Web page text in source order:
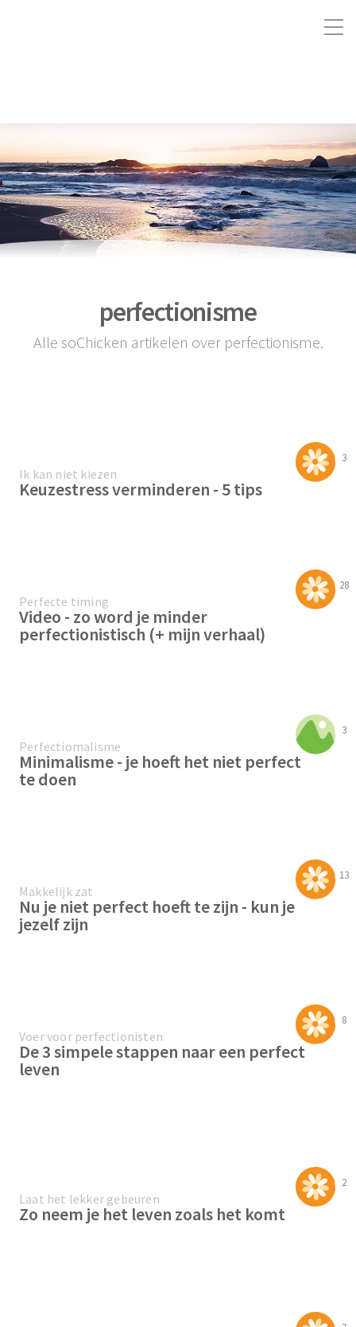
perfectionisme
Alle soChicken artikelen over perfectionisme.
3
Ik kan niet kiezen
Keuzestress verminderen - 5 tips
28
Perfecte timing
Video - zo word je minder
perfectionistisch (+ mijn verhaal)
3
Perfectiomalisme
Minimalisme - je hoeft het niet perfect
te doen
13
Makkelijk zat
Nu je niet perfect hoeft te zijn - kun je
jezelf zijn
8
Voer voor perfectionisten
De 3 simpele stappen naar een perfect
leven
2
Laat het lekker gebeuren
Zo neem je het leven zoals het komt